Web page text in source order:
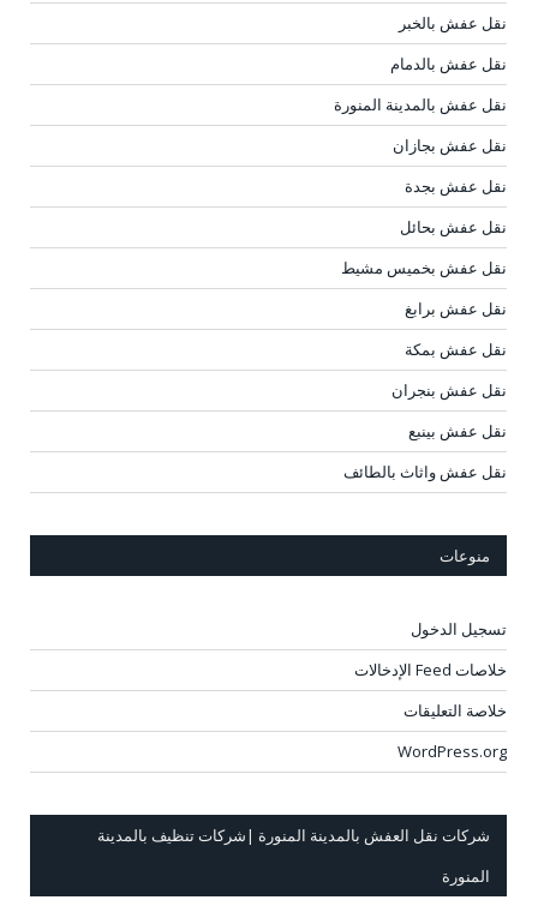
نقل عفش بالخبر
نقل عفش بالدمام
نقل عفش بالمدينة المنورة
نقل عفش بجازان
نقل عفش بجدة
نقل عفش بحائل
نقل عفش بخميس مشيط
نقل عفش برابغ
نقل عفش بمكة
نقل عفش بنجران
نقل عفش بينبع
نقل عفش واثاث بالطائف
منوعات
تسجيل الدخول
خلاصات Feed الإدخالات
خلاصة التعليقات
WordPress.org
شركات نقل العفش بالمدينة المنورة |شركات تنظيف بالمدينة
المنورة